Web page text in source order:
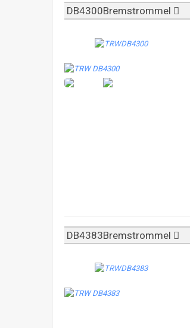
DB4300Bremstrommel
DB4383Bremstrommel